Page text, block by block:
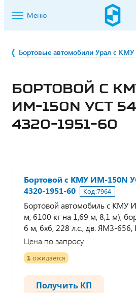
Меню
Бортовые автомобили Урал с КМУ
БОРТОВОЙ С
ИМ-150N УСТ
4320-1951-60
Бортовой с КМУ ИМ-150N
4320-1951-60
Код:7964
Бортовой автомобиль с КМУ
м, 6100 кг на 1,69 м, 8,1 м),
6 м, 6х6, 228 л.с., дв. ЯМЗ-
Цена по запросу
1 ожидается
Получить КП